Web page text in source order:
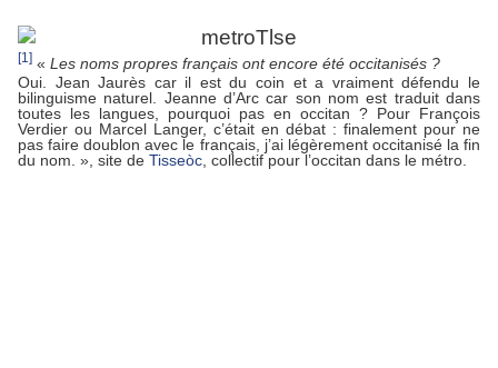
[1] « Les noms propres français ont encore été occitanisés ?
Oui. Jean Jaurès car il est du coin et a vraiment défendu le
bilinguisme naturel. Jeanne d’Arc car son nom est traduit dans
toutes les langues, pourquoi pas en occitan ? Pour François
Verdier ou Marcel Langer, c’était en débat : finalement pour ne
pas faire doublon avec le français, j’ai légèrement occitanisé la fin
du nom. », site de Tisseòc , collectif pour l’occitan dans le métro.